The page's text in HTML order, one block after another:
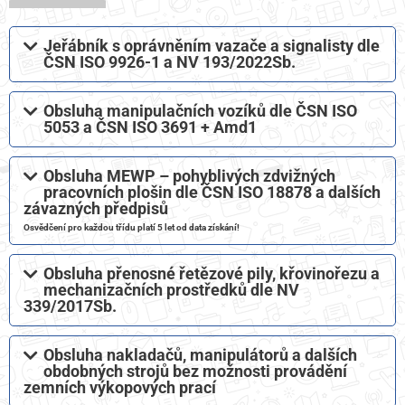
Jeřábník s oprávněním vazače a signalisty dle
ČSN ISO 9926-1 a NV 193/2022Sb.
Obsluha manipulačních vozíků dle ČSN ISO
5053 a ČSN ISO 3691 + Amd1​
Obsluha MEWP – pohyblivých zdvižných
pracovních plošin dle ČSN ISO 18878 a dalších
závazných předpisů​
Osvědčení pro každou třídu platí 5 let od data získání!
Obsluha přenosné řetězové pily, křovinořezu a
mechanizačních prostředků dle NV
339/2017Sb.
Obsluha nakladačů, manipulátorů a dalších
obdobných strojů bez možnosti provádění
zemních výkopových prací